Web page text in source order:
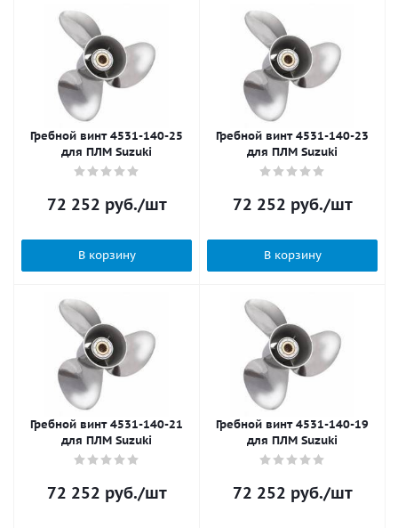
Гребной винт 4531-140-25
для ПЛМ Suzuki
72 252 руб./шт
В корзину
Гребной винт 4531-140-23
для ПЛМ Suzuki
72 252 руб./шт
В корзину
Гребной винт 4531-140-21
для ПЛМ Suzuki
72 252 руб./шт
Гребной винт 4531-140-19
для ПЛМ Suzuki
72 252 руб./шт